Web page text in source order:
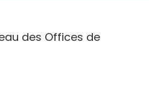
des Offices de